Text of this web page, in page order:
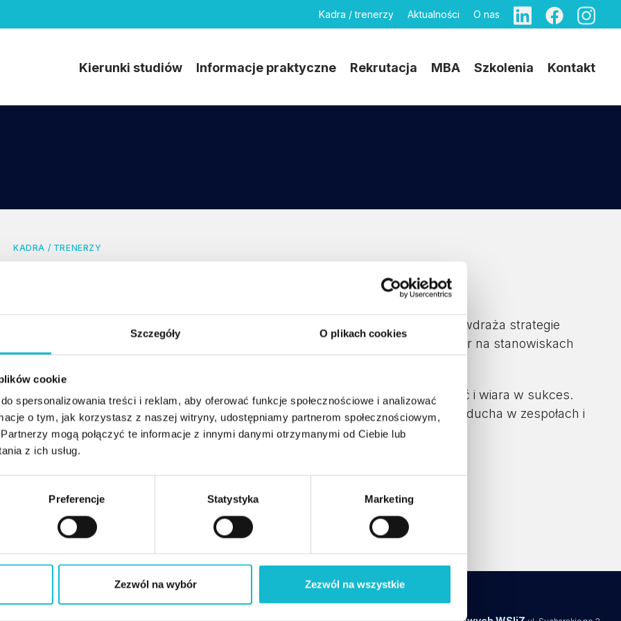
Szczegóły O plikach cookies
cookie
spersonalizowania treści i reklam, aby oferować funkcje społecznościowe i analizować
o tym, jak korzystasz z naszej witryny, udostępniamy partnerom społecznościowym,
mogą połączyć te informacje z innymi danymi otrzymanymi od Ciebie lub
z ich usług.
Preferencje Statystyka Marketing
Zezwól na wybór Zezwól na wszystkie
Kadra / trenerzy Aktualności O nas
Kierunki studiów Informacje praktyczne Rekrutacja MBA Szkolenia Kontakt
KADRA / TRENERZY
Posiada kilkunastoletnie doświadczenie w zarządzaniu zespołami. Skutecznie wdraża strategie
sprzedaży w branży farmaceutycznej, obecnie w medycynie estetycznej. Lider na stanowiskach
Jego mocnym atutem jest otwartość na zmiany, pracowitość, transparentność i wiara w sukces.
Postrzegany jest jako menedżer potrafiący skutecznie motywować, budować ducha w zespołach i
dbać o jakość i etykę pracy.
Zarządzanie sprzedażą i marketingiem